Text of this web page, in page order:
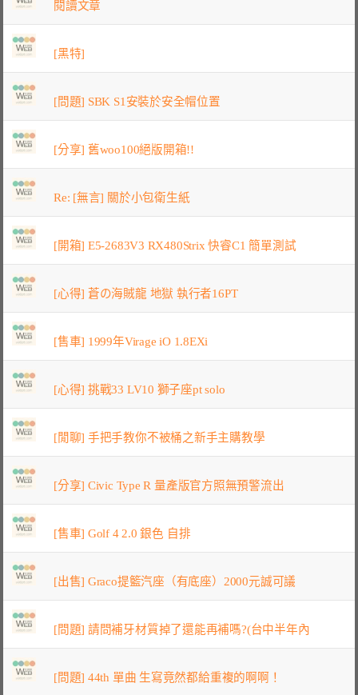
閱讀文章
[黑特]
[問題] SBK S1安裝於安全帽位置
[分享] 舊woo100絕版開箱!!
Re: [無言] 關於小包衛生紙
[開箱] E5-2683V3 RX480Strix 快睿C1 簡單測試
[心得] 蒼の海賊龍 地獄 執行者16PT
[售車] 1999年Virage iO 1.8EXi
[心得] 挑戰33 LV10 獅子座pt solo
[閒聊] 手把手教你不被桶之新手主購教學
[分享] Civic Type R 量產版官方照無預警流出
[售車] Golf 4 2.0 銀色 自排
[出售] Graco提籃汽座（有底座）2000元誠可議
[問題] 請問補牙材質掉了還能再補嗎?(台中半年內
[問題] 44th 單曲 生寫竟然都給重複的啊啊！